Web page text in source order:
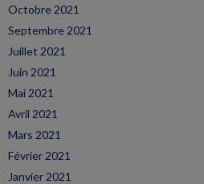
Octobre 2021
Septembre 2021
Juillet 2021
Juin 2021
Mai 2021
Avril 2021
Mars 2021
Février 2021
Janvier 2021